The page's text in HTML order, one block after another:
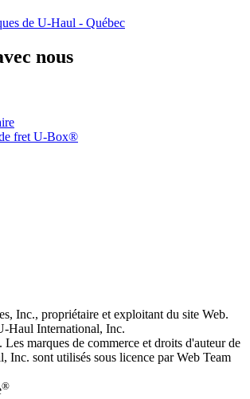
de U-Haul - Québec
nous
fret U-Box®
Inc., propriétaire et exploitant du site Web.
Haul International, Inc.
Les marques de commerce et droits d'auteur de
Inc. sont utilisés sous licence par Web Team
®